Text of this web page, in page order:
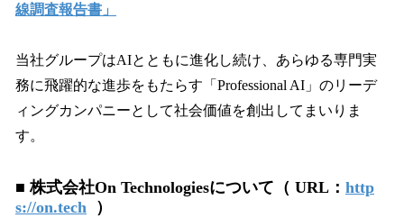
線調査報告書」
当社グループはAIとともに進化し続け、あらゆる専門実
務に飛躍的な進歩をもたらす「Professional AI」のリーデ
ィングカンパニーとして社会価値を創出してまいりま
す。
■ 株式会社On Technologiesについて（ URL： http
s://on.tech ）